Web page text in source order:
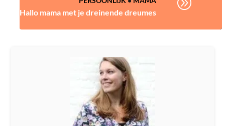
Hallo mama met je dreinende dreumes